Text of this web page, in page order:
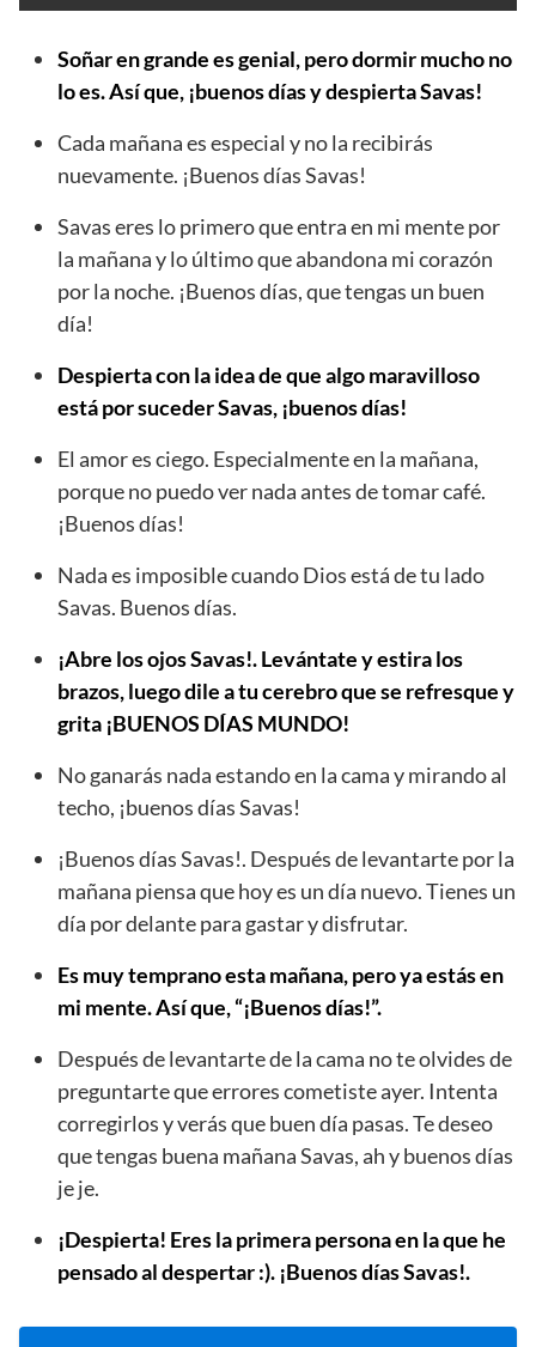
Soñar en grande es genial, pero dormir mucho no
lo es. Así que, ¡buenos días y despierta Savas!
Cada mañana es especial y no la recibirás
nuevamente. ¡Buenos días Savas!
Savas eres lo primero que entra en mi mente por
la mañana y lo último que abandona mi corazón
por la noche. ¡Buenos días, que tengas un buen
día!
Despierta con la idea de que algo maravilloso
está por suceder Savas, ¡buenos días!
El amor es ciego. Especialmente en la mañana,
porque no puedo ver nada antes de tomar café.
¡Buenos días!
Nada es imposible cuando Dios está de tu lado
Savas. Buenos días.
¡Abre los ojos Savas!. Levántate y estira los
brazos, luego dile a tu cerebro que se refresque y
grita ¡BUENOS DÍAS MUNDO!
No ganarás nada estando en la cama y mirando al
techo, ¡buenos días Savas!
¡Buenos días Savas!. Después de levantarte por la
mañana piensa que hoy es un día nuevo. Tienes un
día por delante para gastar y disfrutar.
Es muy temprano esta mañana, pero ya estás en
mi mente. Así que, “¡Buenos días!”.
Después de levantarte de la cama no te olvides de
preguntarte que errores cometiste ayer. Intenta
corregirlos y verás que buen día pasas. Te deseo
que tengas buena mañana Savas, ah y buenos días
je je.
¡Despierta! Eres la primera persona en la que he
pensado al despertar :). ¡Buenos días Savas!.